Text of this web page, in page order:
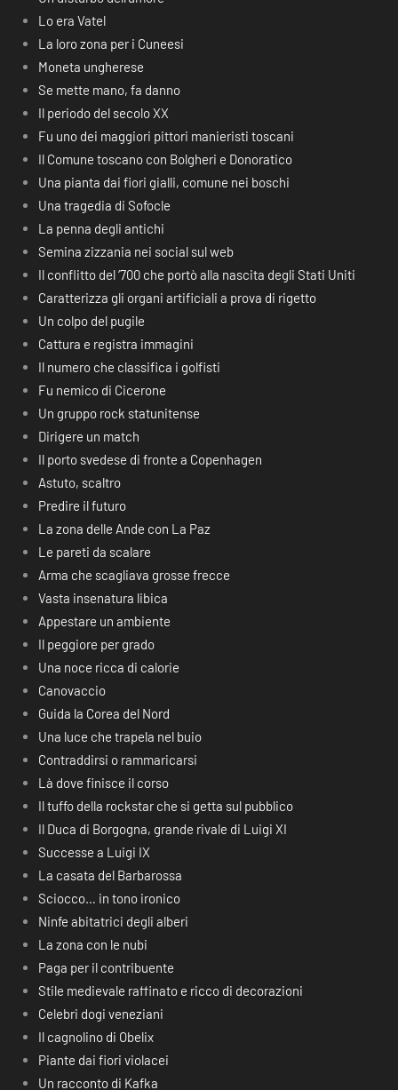
Lo era Vatel
La loro zona per i Cuneesi
Moneta ungherese
Se mette mano, fa danno
Il periodo del secolo XX
Fu uno dei maggiori pittori manieristi toscani
Il Comune toscano con Bolgheri e Donoratico
Una pianta dai fiori gialli, comune nei boschi
Una tragedia di Sofocle
La penna degli antichi
Semina zizzania nei social sul web
Il conflitto del ‘700 che portò alla nascita degli Stati Uniti
Caratterizza gli organi artificiali a prova di rigetto
Un colpo del pugile
Cattura e registra immagini
Il numero che classifica i golfisti
Fu nemico di Cicerone
Un gruppo rock statunitense
Dirigere un match
Il porto svedese di fronte a Copenhagen
Astuto, scaltro
Predire il futuro
La zona delle Ande con La Paz
Le pareti da scalare
Arma che scagliava grosse frecce
Vasta insenatura libica
Appestare un ambiente
Il peggiore per grado
Una noce ricca di calorie
Canovaccio
Guida la Corea del Nord
Una luce che trapela nel buio
Contraddirsi o rammaricarsi
Là dove finisce il corso
Il tuffo della rockstar che si getta sul pubblico
Il Duca di Borgogna, grande rivale di Luigi XI
Successe a Luigi IX
La casata del Barbarossa
Sciocco… in tono ironico
Ninfe abitatrici degli alberi
La zona con le nubi
Paga per il contribuente
Stile medievale raffinato e ricco di decorazioni
Celebri dogi veneziani
Il cagnolino di Obelix
Piante dai fiori violacei
Un racconto di Kafka